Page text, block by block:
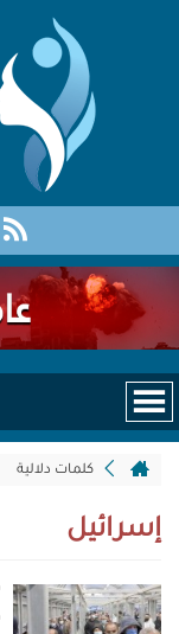
كلمات دلالية
إسرائيل